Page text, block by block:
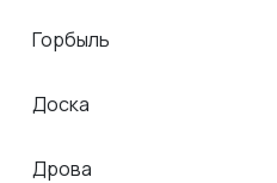
Горбыль
Доска
Дрова